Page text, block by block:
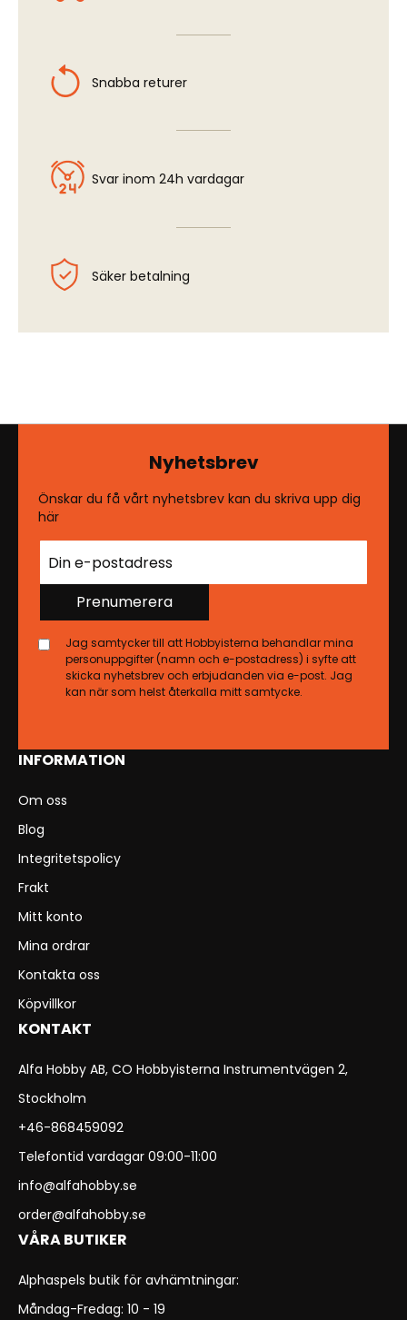
Snabba returer
Svar inom 24h vardagar
Säker betalning
INFORMATION
Om oss
Blog
Integritetspolicy
Frakt
Mitt konto
Mina ordrar
Kontakta oss
Köpvillkor
KONTAKT
Alfa Hobby AB, CO Hobbyisterna Instrumentvägen 2,
Stockholm
+46-868459092
Telefontid vardagar 09:00-11:00
info@alfahobby.se
order@alfahobby.se
VÅRA BUTIKER
Alphaspels butik för avhämtningar:
Måndag-Fredag: 10 - 19
Nyhetsbrev
Önskar du få vårt nyhetsbrev kan du skriva upp dig
här
Prenumerera
Jag samtycker till att Hobbyisterna behandlar mina
personuppgifter (namn och e-postadress) i syfte att
skicka nyhetsbrev och erbjudanden via e-post. Jag
kan när som helst återkalla mitt samtycke.